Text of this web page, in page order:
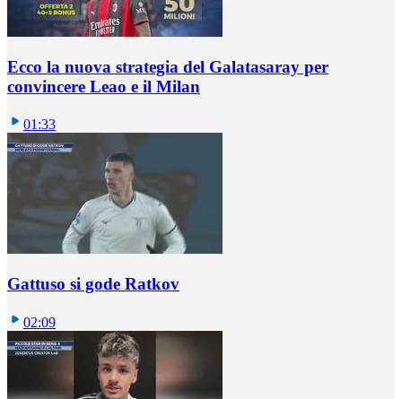
Ecco la nuova strategia del Galatasaray per
convincere Leao e il Milan
01:33
Gattuso si gode Ratkov
02:09